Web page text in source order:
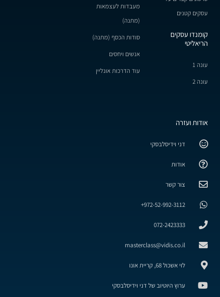
עסקים קטנים
קומנדו עסקים
הריאליטי
עונה 1
עונה 2
מעבדות לעצמאות
(מתנה)
סודות הכסף (מתנה)
אנשים ויחסים
עוד הדרכות אונליין
אודות ועזרה
דני וידיסלבסקי
אודות
צור קשר
972-52-992-3112+
072-2423333
masterclass@vidis.co.il
לוי אשכול 68, קריית אונו
ערוץ היוטיוב של דני וידיסלבסקי